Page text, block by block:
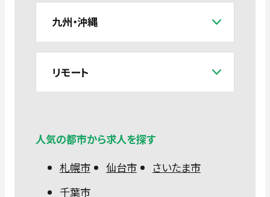
九州・沖縄
リモート
人気の都市から求人を探す
札幌市
仙台市
さいたま市
千葉市